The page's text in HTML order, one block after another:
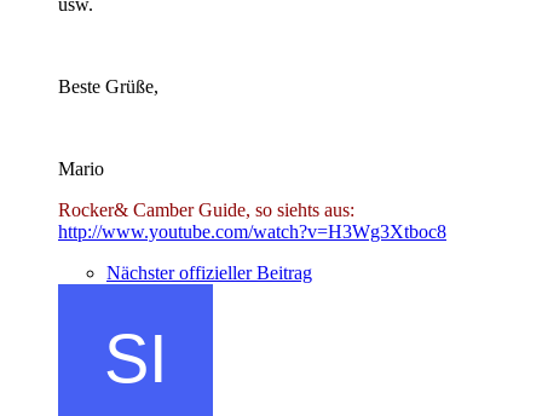
Beste Grüße,
Mario
Rocker& Camber Guide, so siehts aus:
http://www.youtube.com/watch?v=H3Wg3Xtboc8
Nächster offizieller Beitrag